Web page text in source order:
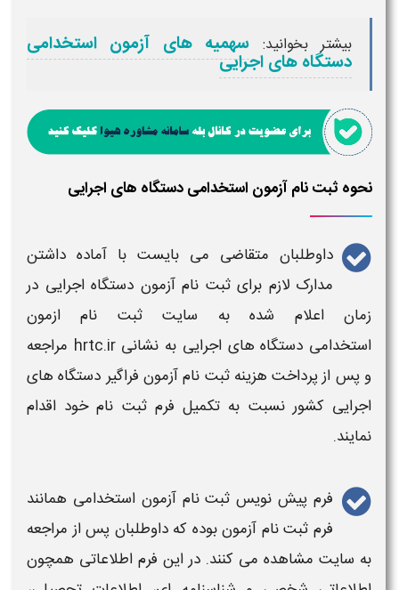
بیشتر بخوانید: سهمیه های آزمون استخدامی
دستگاه های اجرایی
نحوه ثبت نام آزمون استخدامی دستگاه های اجرایی
داوطلبان متقاضی می بایست با آماده داشتن
مدارک لازم برای ثبت نام آزمون دستگاه اجرایی در
زمان اعلام شده به سایت ثبت نام ازمون
استخدامی دستگاه های اجرایی
به نشانی hrtc.ir مراجعه
و پس از پرداخت هزینه ثبت نام آزمون فراگیر دستگاه های
اجرایی کشور نسبت به تکمیل فرمثبت نامخود اقدام
نمایند.
فرم پیش نویسثبت نام آزمون استخدامی همانند
فرم ثبت نام آزمونبوده که داوطلبان پس از مراجعه
به سایت مشاهده می کنند. در این فرم اطلاعاتی همچون